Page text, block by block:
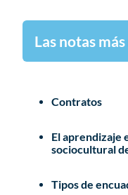
Las notas
Contratos
El aprendizaje
sociocultural
Tipos de